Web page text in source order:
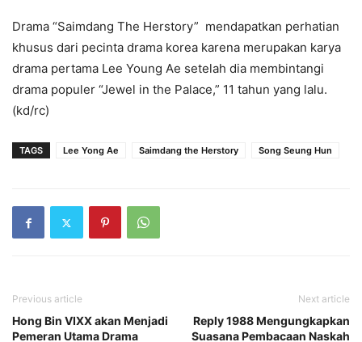
Drama “Saimdang The Herstory” mendapatkan perhatian
khusus dari pecinta drama korea karena merupakan karya
drama pertama Lee Young Ae setelah dia membintangi
drama populer “Jewel in the Palace,” 11 tahun yang lalu.
(kd/rc)
TAGS Lee Yong Ae Saimdang the Herstory Song Seung Hun
Previous article
Hong Bin VIXX akan Menjadi
Pemeran Utama Drama
Next article
Reply 1988 Mengungkapkan
Suasana Pembacaan Naskah